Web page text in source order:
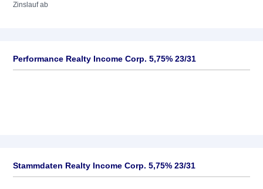
Zinslauf ab
Performance Realty Income Corp. 5,75% 23/31
Stammdaten Realty Income Corp. 5,75% 23/31